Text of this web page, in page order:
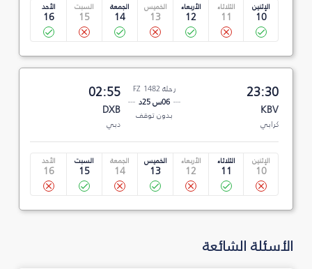
الإثنين
10
الثلاثاء
11
الأربعاء
12
الخميس
13
الجمعة
14
السبت
15
الأحد
16
23:30
KBV
كرابي
رحلة FZ 1482
06س 25د
بدون توقف
02:55
DXB
دبي
الإثنين
10
الثلاثاء
11
الأربعاء
12
الخميس
13
الجمعة
14
السبت
15
الأحد
16
الأسئلة الشائعة